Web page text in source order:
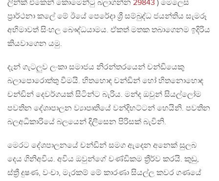
ලින්ක් එකෙන් කොමෙන්ටු බලාගන්න 29843 ) මෙලෙස
ප්‍රාර්ථනා කලේ මේ ඊයේ පෙරේදා ශ්‍රී සම්බුද්ධ ජයන්තිය සැමරූ
අභිමාවත් සිංහල බෞද්ධයාමය. ඒකත් මතක තබාගෙනම ඉදිරිය
කියවාගෙන යමු.
දැන් ගැටලුව ලංකා සමාජය නිරන්තරයෙන් චන්ඩියෙකු
බලාපොරොත්තු වීමයි. හිතහොඳ චන්ඩින් හෝ හිතනොහොඳ
චන්ඩින් දෙවර්ගයක් සිටින්ට බැරිය. මන්ද ඔවුන් සියල්ලෝම
පවතින දේශාපාලන ව්‍යාපෘතියේ වන්දිභට්ටන් හෙයිනි. පවතින
බලඅධිකාරියේ බලයෙන් දිලිසෙන පිරිසක් බැවිනි.
මෙරට දේශපාලනයේ චන්ඩින් සමග ඇදෙන අනෙක් සුලබ
දෙය ගිනිඅවිය. අවිය ඔවුන්ගේ චණ්ඩිකම ත්‍රීර්ව කරයි. කුඩු,
ස්ත්‍රී දුෂණ, වංචා, මැරකම් මේ කාරණා සියල්ල කවර ගණයේ